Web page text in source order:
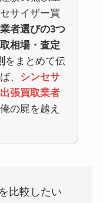
サイザー買
業者選びの3つ
相場・査定
をまとめて伝
、 シンセサ
張買取業者
俺の屍を越え
比較したい